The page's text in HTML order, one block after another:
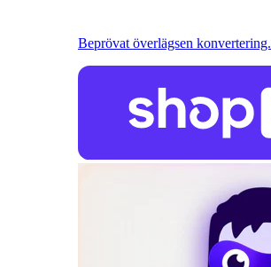
Beprövat överlägsen konvertering.